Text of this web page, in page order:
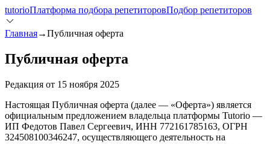
tutorioПлатформа подбора репетиторовПодбор репетиторов
Главная→Публичная оферта
Публичная оферта
Редакция от 15 ноября 2025
Настоящая Публичная оферта (далее — «Оферта») является
официальным предложением владельца платформы Tutorio —
ИП Федотов Павел Сергеевич, ИНН 772161785163, ОГРН
324508100346247, осуществляющего деятельность на